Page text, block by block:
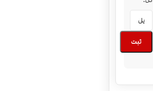
ثبت